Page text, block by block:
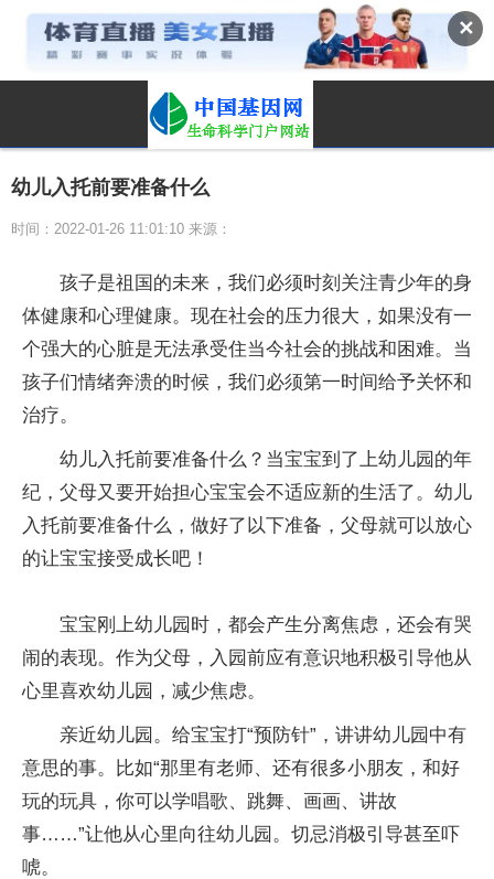
✕
幼儿入托前要准备什么
时间：2022-01-26 11:01:10 来源：
孩子是祖国的未来，我们必须时刻关注青少年的身
体健康和心理健康。现在社会的压力很大，如果没有一
个强大的心脏是无法承受住当今社会的挑战和困难。当
孩子们情绪奔溃的时候，我们必须第一时间给予关怀和
治疗。
幼儿入托前要准备什么？当宝宝到了上幼儿园的年
纪，父母又要开始担心宝宝会不适应新的生活了。幼儿
入托前要准备什么，做好了以下准备，父母就可以放心
的让宝宝接受成长吧！
宝宝刚上幼儿园时，都会产生分离焦虑，还会有哭
闹的表现。作为父母，入园前应有意识地积极引导他从
心里喜欢幼儿园，减少焦虑。
亲近幼儿园。给宝宝打“预防针”，讲讲幼儿园中有
意思的事。比如“那里有老师、还有很多小朋友，和好
玩的玩具，你可以学唱歌、跳舞、画画、讲故
事……”让他从心里向往幼儿园。切忌消极引导甚至吓
唬。